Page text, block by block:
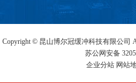
Copyright © 昆山博尔冠缓冲科技有限公司
苏公网安备
企业分站 网站